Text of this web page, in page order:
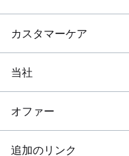
カスタマーケア
当社
オファー
追加のリンク